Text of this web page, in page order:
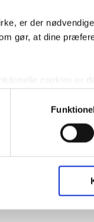
er der
gør, at dine
som giver
egne cookies og
så giver du
at vælge bestemte
måtte ønske det.